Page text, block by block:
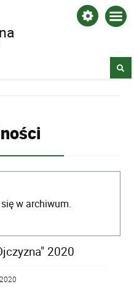
w archiwum.
2020